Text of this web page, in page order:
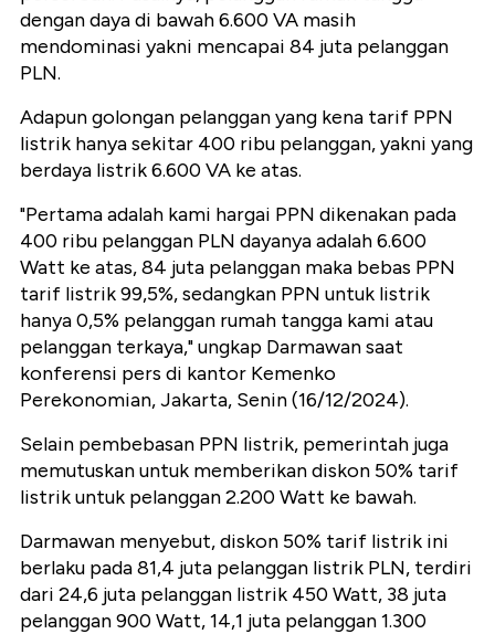
dengan daya di bawah 6.600 VA masih
mendominasi yakni mencapai 84 juta pelanggan
PLN.
Adapun golongan pelanggan yang kena tarif PPN
listrik hanya sekitar 400 ribu pelanggan, yakni yang
berdaya listrik 6.600 VA ke atas.
"Pertama adalah kami hargai PPN dikenakan pada
400 ribu pelanggan PLN dayanya adalah 6.600
Watt ke atas, 84 juta pelanggan maka bebas PPN
tarif listrik 99,5%, sedangkan PPN untuk listrik
hanya 0,5% pelanggan rumah tangga kami atau
pelanggan terkaya," ungkap Darmawan saat
konferensi pers di kantor Kemenko
Perekonomian, Jakarta, Senin (16/12/2024).
Selain pembebasan PPN listrik, pemerintah juga
memutuskan untuk memberikan diskon 50% tarif
listrik untuk pelanggan 2.200 Watt ke bawah.
Darmawan menyebut, diskon 50% tarif listrik ini
berlaku pada 81,4 juta pelanggan listrik PLN, terdiri
dari 24,6 juta pelanggan listrik 450 Watt, 38 juta
pelanggan 900 Watt, 14,1 juta pelanggan 1.300